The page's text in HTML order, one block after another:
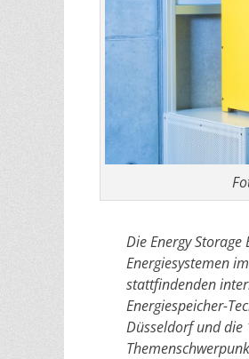
Die Energy
Energiesystemen
stattfindenden
Energiespeicher-
Düsseldorf und die